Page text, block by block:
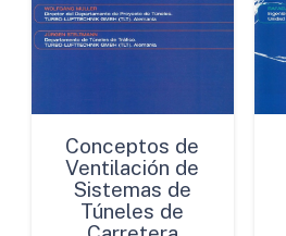
Conceptos de
Ventilación de
Sistemas de
Túneles de